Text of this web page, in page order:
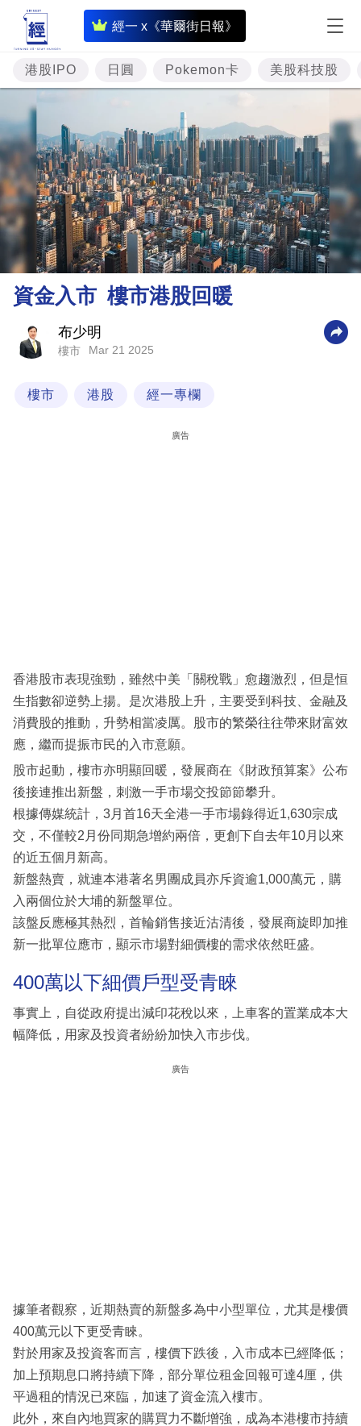
經一 x《華爾街日報》
即
時
財
經
題
投
資
樓
市
理
財
商
業
技
閱
專
區
港股IPO 日圓 Pokemon卡 美股科技股
資金入市 樓市港股回暖
布少明
樓市 Mar 21 2025
樓市 港股 經一專欄
廣告
香港股市表現強勁，雖然中美「關稅戰」愈趨激烈，但是恒
生指數卻逆勢上揚。是次港股上升，主要受到科技、金融及
消費股的推動，升勢相當凌厲。股市的繁榮往往帶來財富效
應，繼而提振市民的入市意願。
股市起動，樓市亦明顯回暖，發展商在《財政預算案》公布
後接連推出新盤，刺激一手市場交投節節攀升。
根據傳媒統計，3月首16天全港一手市場錄得近1,630宗成
交，不僅較2月份同期急增約兩倍，更創下自去年10月以來
的近五個月新高。
新盤熱賣，就連本港著名男團成員亦斥資逾1,000萬元，購
入兩個位於大埔的新盤單位。
該盤反應極其熱烈，首輪銷售接近沽清後，發展商旋即加推
新一批單位應市，顯示市場對細價樓的需求依然旺盛。
400萬以下細價戶型受青睞
事實上，自從政府提出減印花稅以來，上車客的置業成本大
幅降低，用家及投資者紛紛加快入市步伐。
廣告
據筆者觀察，近期熱賣的新盤多為中小型單位，尤其是樓價
400萬元以下更受青睞。
對於用家及投資客而言，樓價下跌後，入市成本已經降低；
加上預期息口將持續下降，部分單位租金回報可達4厘，供
平過租的情況已來臨，加速了資金流入樓市。
此外，來自內地買家的購買力不斷增強，成為本港樓市持續